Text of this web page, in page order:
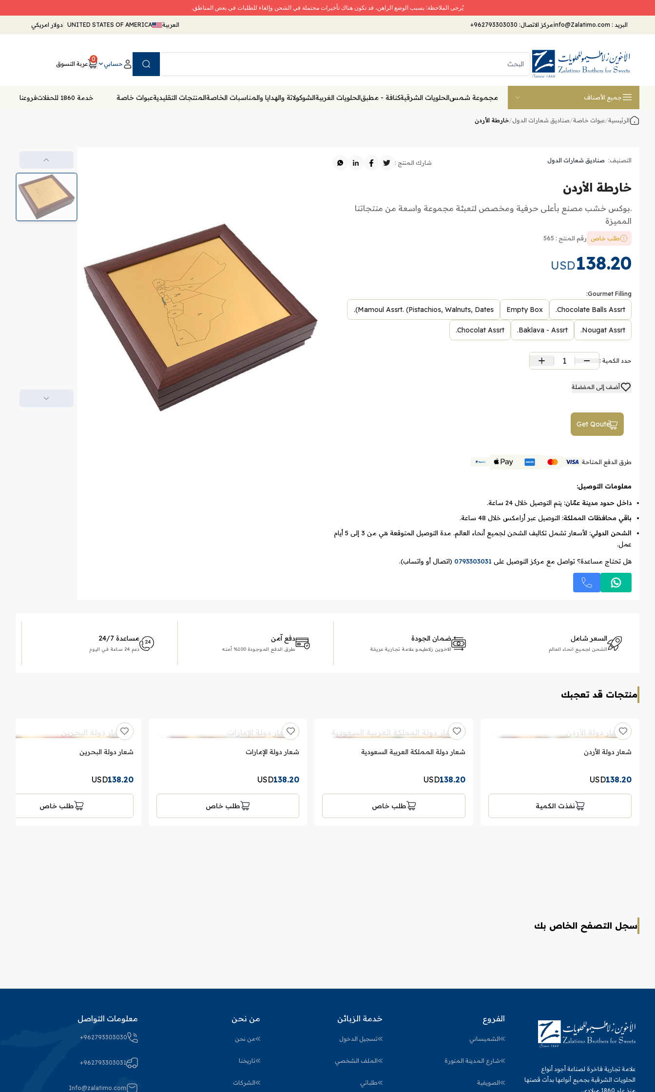
يُرجى الملاحظة: بسبب الوضع الراهن، قد تكون هناك تأخيرات محتملة في الشحن وإلغاء للطلبات في بعض المناطق.
البريد : مركز الاتصال: +962793303030 العربية UNITED STATES OF AMERICA دولار امريكي
حسابي
0
عربة التسوق
جميع الأصناف مجموعة شمسالحلويات الشرقيةكنافة - مطبقالحلويات الغربيةالشوكولاتة والهدايا والمناسبات الخاصةالمنتجات التقليديةعبوات خاصة خدمة 1860 للحفلات فروعنا
الرئيسية/عبوات خاصة/صناديق شعارات الدول/خارطة الأردن
التصنيف: صناديق شعارات الدول شارك المنتج :
خارطة الأردن
.بوكس خشب مصنع بأعلى حرفية ومخصص لتعبئة مجموعة واسعة من منتجاتنا
المميزة
طلب خاص رقم المنتج : 565
138.20
USD
Gourmet Filling:
Chocolate Balls Assrt.
Empty Box
Mamoul Assrt. (Pistachios, Walnuts, Dates).
Nougat Assrt.
Baklava - Assrt.
Chocolat Assrt.
حدد الكمية : 1
أضف إلى المفضلة
Get Qoute
طرق الدفع المتاحة
معلومات التوصيل:
داخل حدود مدينة عمّان: يتم التوصيل خلال 24 ساعة.
باقي محافظات المملكة: التوصيل عبر أرامكس خلال 48 ساعة.
الشحن الدولي:
الأسعار تشمل تكاليف الشحن لجميع أنحاء العالم. مدة التوصيل المتوقعة هي من 3 إلى 5 أيام
عمل.
هل تحتاج مساعدة؟ تواصل مع مركز التوصيل على 0793303031 (اتصال أو واتساب).
السعر شامل
الشحن لجميع انحاء العالم
ضمان الجودة
الاخوين زلاطيمو علامة تجارية عريقة
دفع آمن
طرق الدفع الموجودة 100% أمنه
مساعدة 24/7
دعم 24 ساعة في اليوم
منتجات قد تعجبك
شعار دولة الأردن
138.20
USD
نفذت الكمية
شعار دولة المملكة العربية السعودية
138.20
USD
طلب خاص
شعار دولة الإمارات
138.20
USD
طلب خاص
شعار دولة البحرين
138.20
USD
طلب خاص
سجل التصفح الخاص بك
علامة تجارية فاخرة لصناعة أجود أنواع
الحلويات الشرقية بجميع أنواعها بدأت قصتها
منذ عام 1860 ميلادي.
الفروع
الشميساني
شارع المدينة المنورة
الصويفية
خدمة الزبائن
تسجيل الدخول
الملف الشخصي
طلباتي
من نحن
من نحن
تاريخنا
الشركات
معلومات التواصل
+962793303030
+962793303031
Info@zalatimo.com